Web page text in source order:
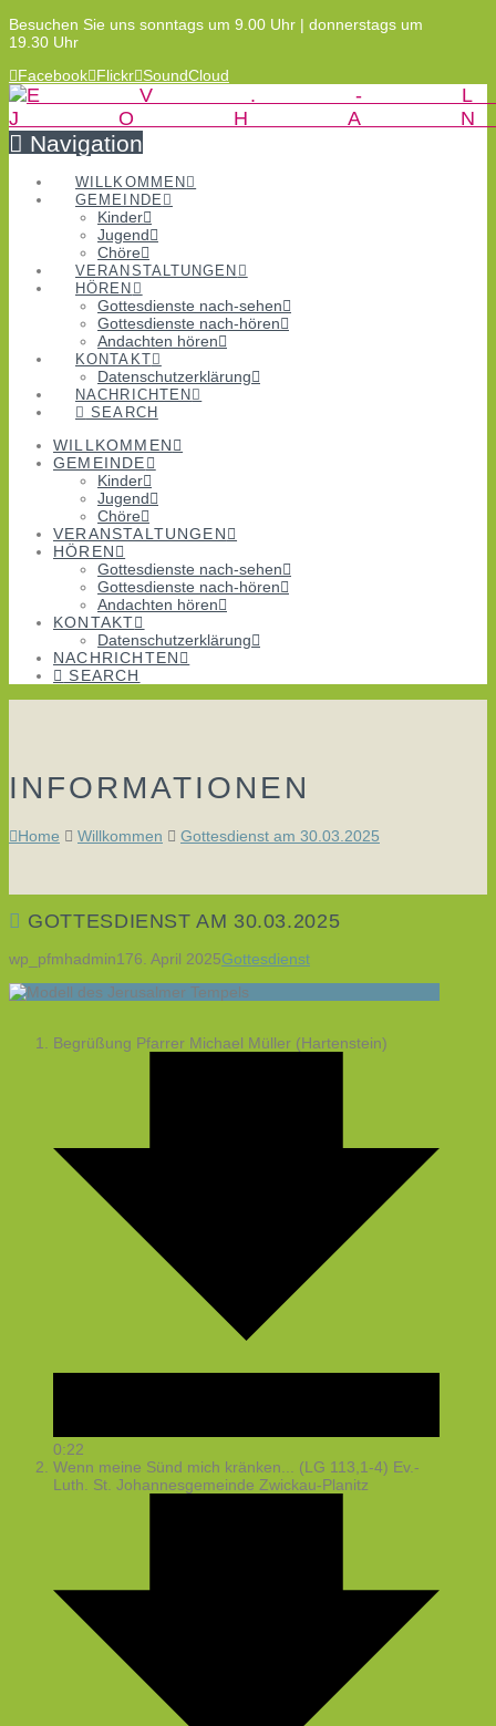
Besuchen Sie uns sonntags um 9.00 Uhr | donnerstags um
19.30 Uhr
Facebook Flickr SoundCloud
Navigation
WILLKOMMEN
GEMEINDE
Kinder
Jugend
Chöre
VERANSTALTUNGEN
HÖREN
Gottesdienste nach-sehen
Gottesdienste nach-hören
Andachten hören
KONTAKT
Datenschutzerklärung
NACHRICHTEN
SEARCH
WILLKOMMEN
GEMEINDE
Kinder
Jugend
Chöre
VERANSTALTUNGEN
HÖREN
Gottesdienste nach-sehen
Gottesdienste nach-hören
Andachten hören
KONTAKT
Datenschutzerklärung
NACHRICHTEN
SEARCH
INFORMATIONEN
Home Willkommen Gottesdienst am 30.03.2025
GOTTESDIENST AM 30.03.2025
wp_pfmhadmin176. April 2025Gottesdienst
Begrüßung Pfarrer Michael Müller (Hartenstein)
0:22
Wenn meine Sünd mich kränken... (LG 113,1-4) Ev.-
Luth. St. Johannesgemeinde Zwickau-Planitz